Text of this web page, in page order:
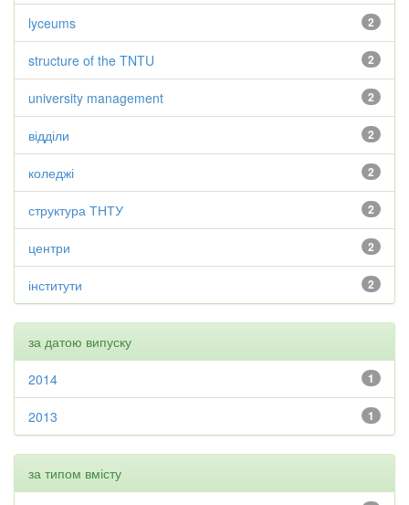
2
lyceums
2
structure of the TNTU
2
university management
2
відділи
2
коледжі
2
структура ТНТУ
2
центри
2
інститути
за датою випуску
1
2014
1
2013
за типом вмісту